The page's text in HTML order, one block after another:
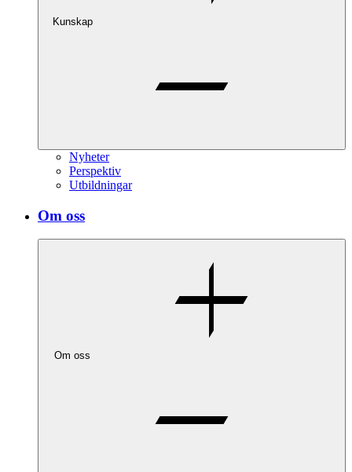
Kunskap
Nyheter
Perspektiv
Utbildningar
Om oss
Om oss